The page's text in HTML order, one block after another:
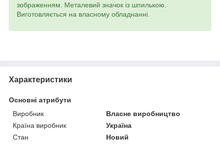
зображенням. Металевий значок із шпилькою.
Виготовляється на власному обладнанні.
Характеристики
Основні атрибути
Виробник
Власне виробництво
Країна виробник
Україна
Стан
Новий